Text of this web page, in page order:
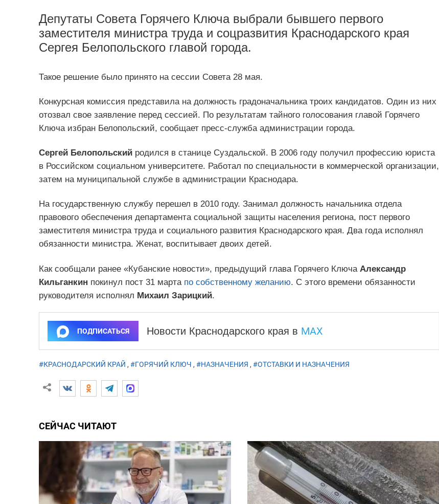
Депутаты Совета Горячего Ключа выбрали бывшего первого
заместителя министра труда и соцразвития Краснодарского края
Сергея Белопольского главой города.
Такое решение было принято на сессии Совета 28 мая.
Конкурсная комиссия представила на должность градоначальника троих кандидатов. Один из них
отозвал свое заявление перед сессией. По результатам тайного голосования главой Горячего
Ключа избран Белопольский, сообщает пресс-служба администрации города.
Сергей Белопольскийродился в станице Суздальской. В 2006 году получил профессию юриста
в Российском социальном университете. Работал по специальности в коммерческой организации,
затем на муниципальной службе в администрации Краснодара.
На государственную службу перешел в 2010 году. Занимал должность начальника отдела
правового обеспечения департамента социальной защиты населения региона, пост первого
заместителя министра труда и социального развития Краснодарского края. Два года исполнял
обязанности министра. Женат, воспитывает двоих детей.
Как сообщали ранее «Кубанские новости», предыдущий глава Горячего Ключа Александр
Кильганкин покинул пост 31 марта по собственному желанию. С этого времени обязанности
руководителя исполнял Михаил Зарицкий.
ПОДПИСАТЬСЯ Новости Краснодарского края в MAX
#КРАСНОДАРСКИЙ КРАЙ , #ГОРЯЧИЙ КЛЮЧ , #НАЗНАЧЕНИЯ , #ОТСТАВКИ И НАЗНАЧЕНИЯ
СЕЙЧАС ЧИТАЮТ